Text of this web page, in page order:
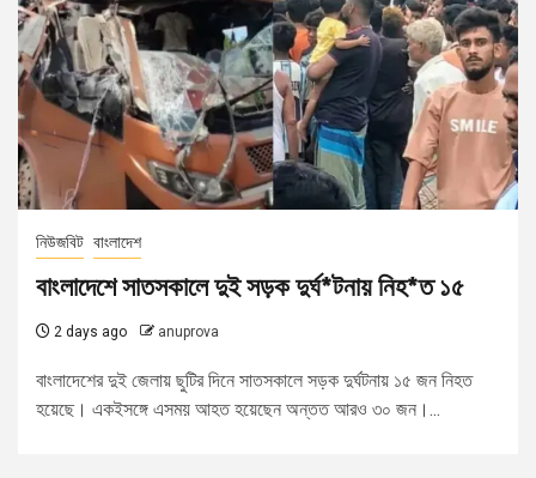
নিউজবিট বাংলাদেশ
বাংলাদেশে সাতসকালে দুই সড়ক দুর্ঘ*টনায় নিহ*ত ১৫
2 days ago anuprova
বাংলাদেশের দুই জেলায় ছুটির দিনে সাতসকালে সড়ক দুর্ঘটনায় ১৫ জন নিহত
হয়েছে। একইসঙ্গে এসময় আহত হয়েছেন অন্তত আরও ৩০ জন।...